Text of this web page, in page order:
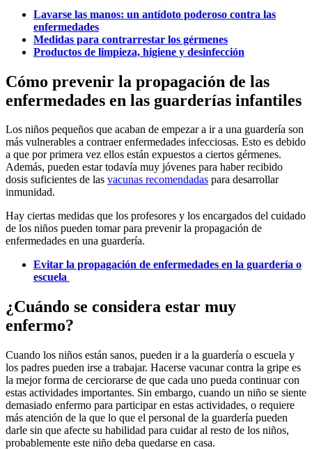
Lavarse las manos: un antídoto poderoso contra las
enfermedades
Medidas para contrarrestar los gérmenes
Productos de limpieza, higiene y desinfección
Cómo prevenir la propagación de las
enfermedades en las guarderías infantiles
Los niños pequeños que acaban de empezar a ir a una guardería son
más vulnerables a contraer enfermedades infecciosas. Esto es debido
a que por primera vez ellos están expuestos a ciertos gérmenes.
Además, pueden estar todavía muy jóvenes para haber recibido
dosis suficientes de las vacunas recomendadas para desarrollar
inmunidad.
Hay ciertas medidas que los profesores y los encargados del cuidado
de los niños pueden tomar para prevenir la propagación de
enfermedades en una guardería.
Evitar la propagación de enfermedades en la guardería o
escuela
¿Cuándo se considera estar muy
enfermo?
Cuando los niños están sanos, pueden ir a la guardería o escuela y
los padres pueden irse a trabajar. Hacerse vacunar contra la gripe es
la mejor forma de cerciorarse de que cada uno pueda continuar con
estas actividades importantes. Sin embargo, cuando un niño se siente
demasiado enfermo para participar en estas actividades, o requiere
más atención de la que lo que el personal de la guardería pueden
darle sin que afecte su habilidad para cuidar al resto de los niños,
probablemente este niño deba quedarse en casa.